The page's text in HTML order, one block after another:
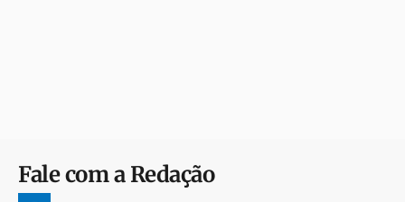
Fale com a Redação